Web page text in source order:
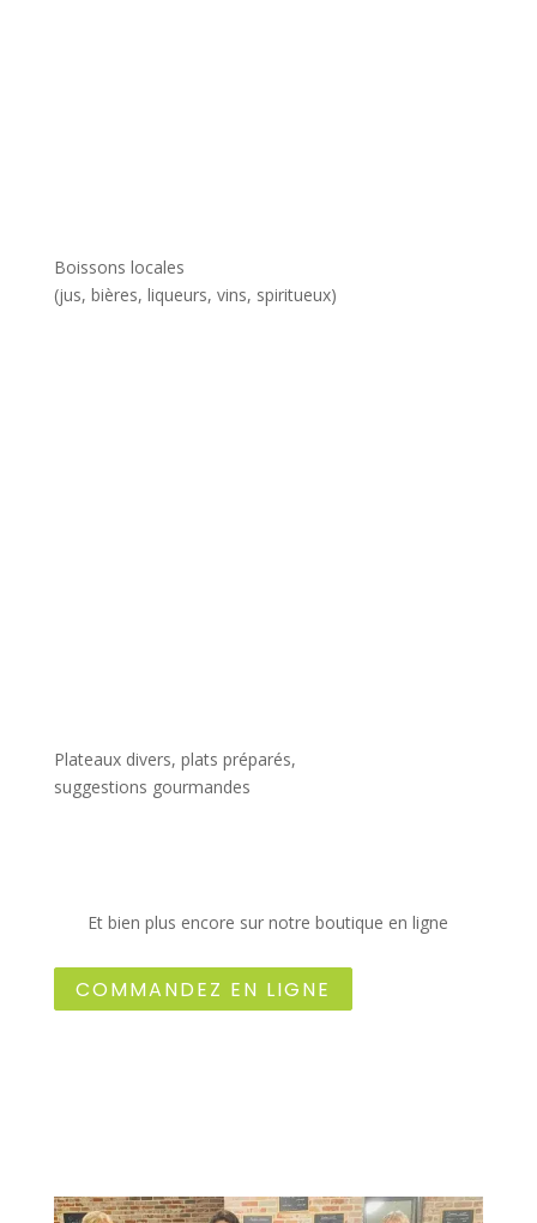
Boissons locales
(jus, bières, liqueurs, vins, spiritueux)
Plateaux divers, plats préparés,
suggestions gourmandes
Et bien plus encore sur notre boutique en ligne
COMMANDEZ EN LIGNE